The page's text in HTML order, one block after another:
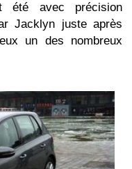
été avec précision
Jacklyn juste après
un des nombreux